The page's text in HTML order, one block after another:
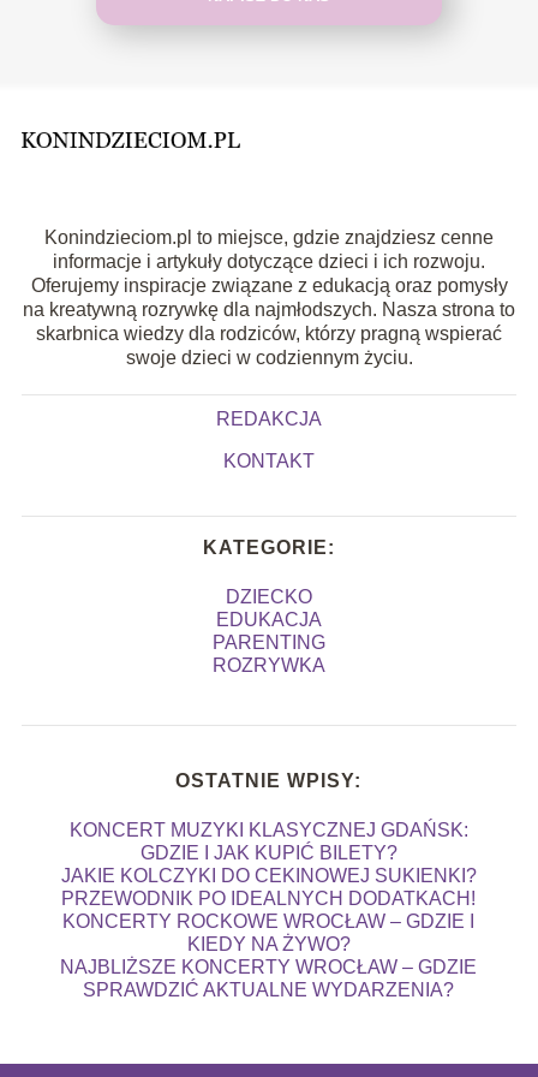
Konindzieciom.pl to miejsce, gdzie znajdziesz cenne
informacje i artykuły dotyczące dzieci i ich rozwoju.
Oferujemy inspiracje związane z edukacją oraz pomysły
na kreatywną rozrywkę dla najmłodszych. Nasza strona to
skarbnica wiedzy dla rodziców, którzy pragną wspierać
swoje dzieci w codziennym życiu.
REDAKCJA
KONTAKT
KATEGORIE:
DZIECKO
EDUKACJA
PARENTING
ROZRYWKA
OSTATNIE WPISY:
KONCERT MUZYKI KLASYCZNEJ GDAŃSK:
GDZIE I JAK KUPIĆ BILETY?
JAKIE KOLCZYKI DO CEKINOWEJ SUKIENKI?
PRZEWODNIK PO IDEALNYCH DODATKACH!
KONCERTY ROCKOWE WROCŁAW – GDZIE I
KIEDY NA ŻYWO?
NAJBLIŻSZE KONCERTY WROCŁAW – GDZIE
SPRAWDZIĆ AKTUALNE WYDARZENIA?